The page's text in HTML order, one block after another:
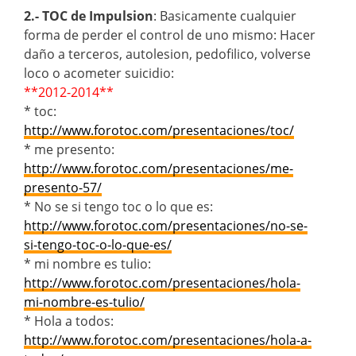
2.- TOC de Impulsion: Basicamente cualquier
forma de perder el control de uno mismo: Hacer
daño a terceros, autolesion, pedofilico, volverse
loco o acometer suicidio:
**2012-2014**
* toc:
http://www.forotoc.com/presentaciones/toc/
* me presento:
http://www.forotoc.com/presentaciones/me-
presento-57/
* No se si tengo toc o lo que es:
http://www.forotoc.com/presentaciones/no-se-
si-tengo-toc-o-lo-que-es/
* mi nombre es tulio:
http://www.forotoc.com/presentaciones/hola-
mi-nombre-es-tulio/
* Hola a todos:
http://www.forotoc.com/presentaciones/hola-a-